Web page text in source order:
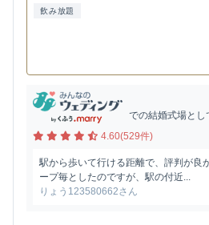
飲み放題
での結婚式場とし
4.60(529件)
駅から歩いて行ける距離で、評判が良
ープ毎としたのですが、駅の付近...
りょう123580662さん